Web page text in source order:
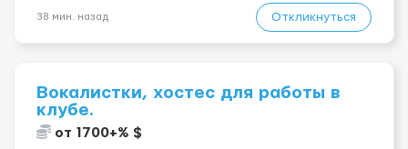
38 мин. назад Откликнуться
Вокалистки, хостес для работы в
клубе.
от 1700+% $